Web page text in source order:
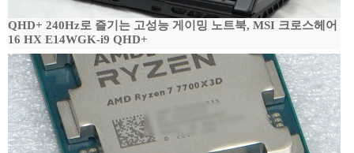
QHD+ 240Hz로 즐기는 고성능 게이밍 노트북, MSI 크로스헤어
16 HX E14WGK-i9 QHD+